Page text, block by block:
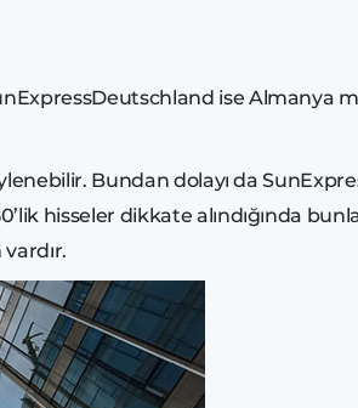
ise Almanya
Bundan dolayı da
hisseler dikkate alındığında